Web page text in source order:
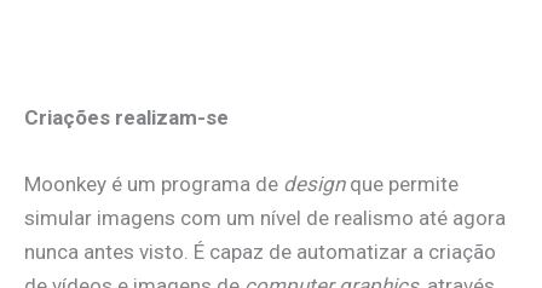
Criações realizam-se
Moonkey é um programa de designque permite
simular imagens com um nível de realismo até agora
nunca antes visto. É capaz de automatizar a criação